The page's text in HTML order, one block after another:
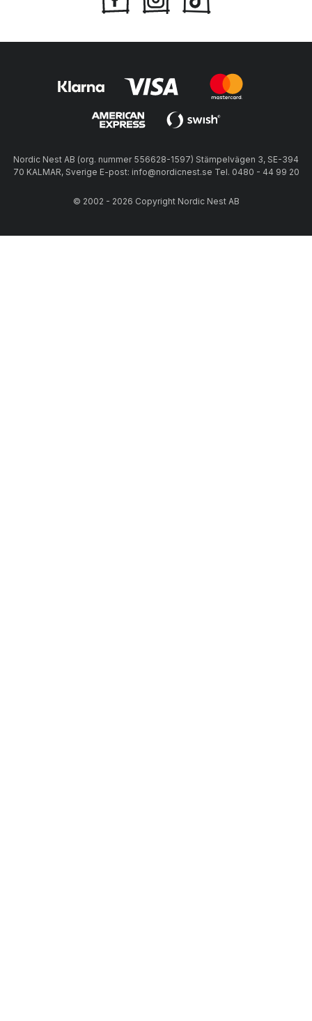
Nordic Nest AB (org. nummer 556628-1597) Stämpelvägen 3, SE-394
70 KALMAR, Sverige E-post: info@nordicnest.se Tel. 0480 - 44 99 20
© 2002 - 2026 Copyright Nordic Nest AB